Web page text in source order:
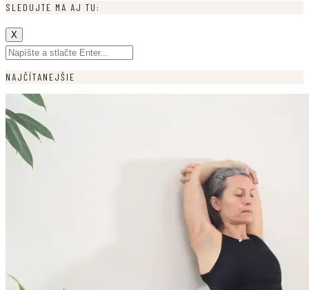
SLEDUJTE MA AJ TU:
X
NAJČÍTANEJŠIE